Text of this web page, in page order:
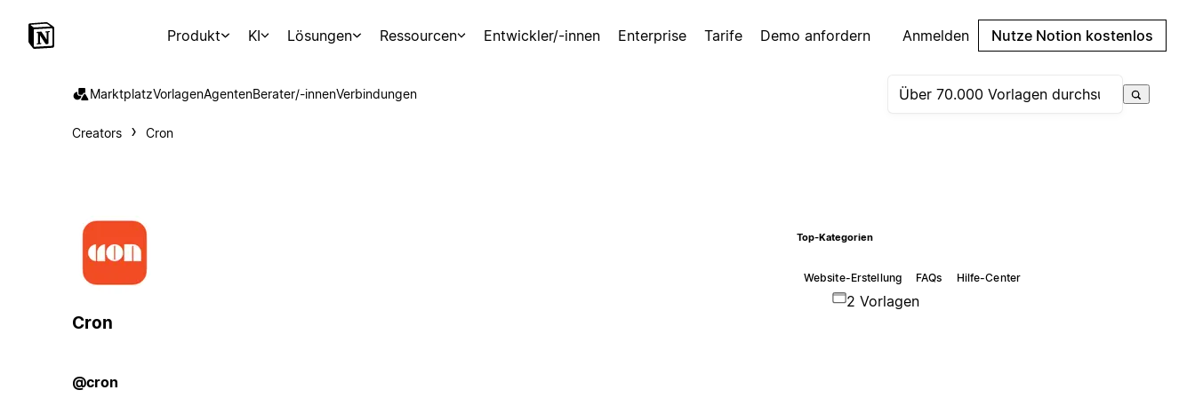
Produkt KI Lösungen Ressourcen Entwickler/-innen Enterprise Tarife Demo anfordern Anmelden Nutze Notion kostenlos
MarktplatzVorlagenAgentenBerater/-innenVerbindungen
Creators Cron
Cron
@cron
Top-Kategorien
Website-Erstellung FAQs Hilfe-Center
2 Vorlagen